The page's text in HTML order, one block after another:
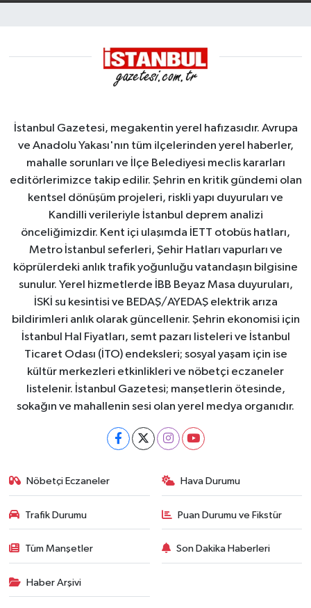
İstanbul Gazetesi, megakentin yerel hafızasıdır. Avrupa
ve Anadolu Yakası'nın tüm ilçelerinden yerel haberler,
mahalle sorunları ve İlçe Belediyesi meclis kararları
editörlerimizce takip edilir. Şehrin en kritik gündemi olan
kentsel dönüşüm projeleri, riskli yapı duyuruları ve
Kandilli verileriyle İstanbul deprem analizi
önceliğimizdir. Kent içi ulaşımda İETT otobüs hatları,
Metro İstanbul seferleri, Şehir Hatları vapurları ve
köprülerdeki anlık trafik yoğunluğu vatandaşın bilgisine
sunulur. Yerel hizmetlerde İBB Beyaz Masa duyuruları,
İSKİ su kesintisi ve BEDAŞ/AYEDAŞ elektrik arıza
bildirimleri anlık olarak güncellenir. Şehrin ekonomisi için
İstanbul Hal Fiyatları, semt pazarı listeleri ve İstanbul
Ticaret Odası (İTO) endeksleri; sosyal yaşam için ise
kültür merkezleri etkinlikleri ve nöbetçi eczaneler
listelenir. İstanbul Gazetesi; manşetlerin ötesinde,
sokağın ve mahallenin sesi olan yerel medya organıdır.
Nöbetçi Eczaneler Hava Durumu
Trafik Durumu Puan Durumu ve Fikstür
Tüm Manşetler Son Dakika Haberleri
Haber Arşivi